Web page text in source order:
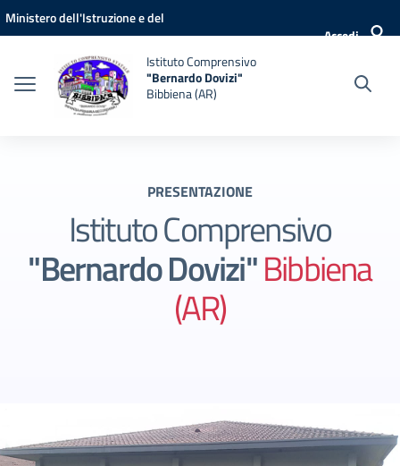
Vai ai contenuti
Vai al menu di navigazione
Vai al footer
Ministero dell'Istruzione e del
Accedi
Istituto Comprensivo
"Bernardo Dovizi"
Bibbiena (AR)
PRESENTAZIONE
Istituto Comprensivo
"Bernardo Dovizi"Bibbiena
(AR)